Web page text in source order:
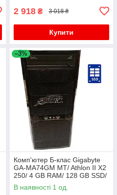
2 918 ₴ 3 018 ₴
Купити
–3%
Комп'ютер Б-клас Gigabyte
GA-MA74GM MT/ Athlon II X2
250/ 4 GB RAM/ 128 GB SSD/
740G/ 350W
В наявності 1 од.